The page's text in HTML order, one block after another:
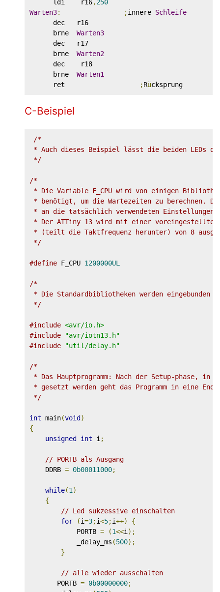
ldi    r16,250
Warten3: ;innere Schleife
dec   r16
brne Warten3
dec   r17
brne Warten2
dec    r18
brne Warten1
ret
;Rü
C-Beispiel
/*
* Auch dieses Beispiel lässt die beiden LEDs
*/
/*
* Die Variable F_CPU wird von einigen
* benötigt, um die Wartezeiten zu berechnen.
* an die tatsächlich verwendeten Einstellungen
* Der ATTiny 13 wird mit einer voreingestellten
* (teilt die Taktfrequenz herunter) von 8
*/
#define F_CPU 1200000UL
/*
* Die Standardbibliotheken werden eingebunden
*/
#include <avr/io.h>
#include
"avr/iotn13.h"
#include
"util/delay.h"
/*
* Das Hauptprogramm: Nach der Setup-phase, in
* gesetzt werden geht das Programm in eine
*/
int main(void)
{
unsigned int i ;
// PORTB als Ausgang
DDRB = 0b00011000;
while(1 )
{
// Led sukzessive einschalten
for
(i=3;i<5;i++)
{
PORTB = (1<<i );
_delay_ms (500);
}
// alle wieder ausschalten
       PORTB
= 0b00000000;